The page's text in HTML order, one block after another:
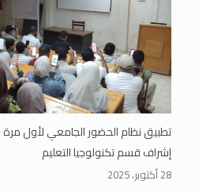
تطبيق نظام الحضور الجامعي لأول مرة
إشراف قسم تكنولوجيا التعليم
28 أكتوبر، 2025